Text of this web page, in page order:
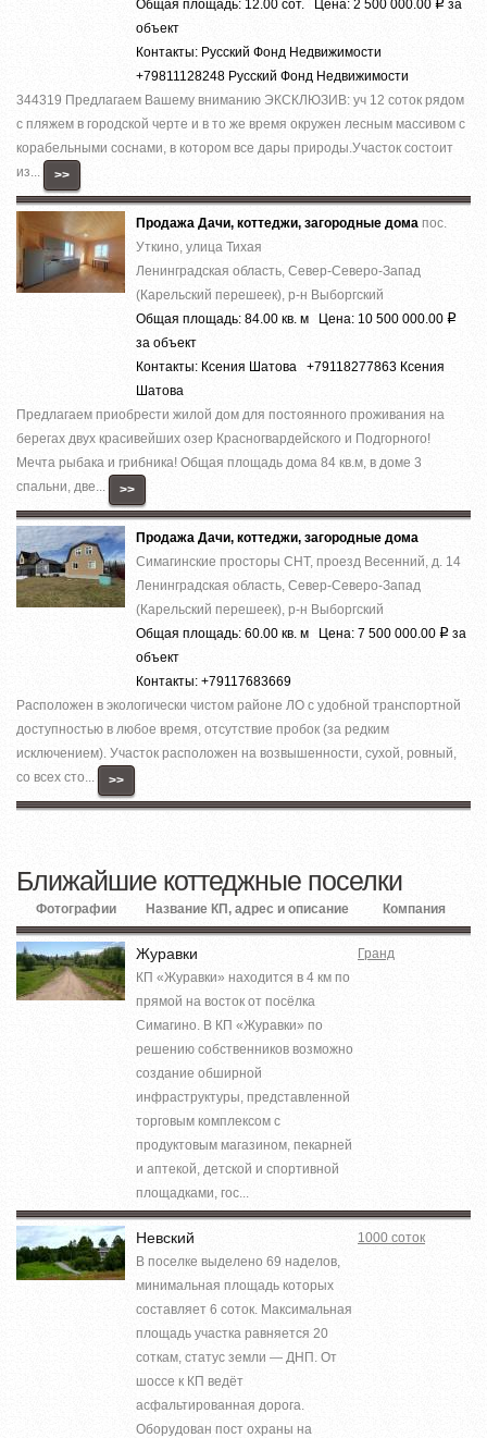
Общая площадь: 12.00 сот. Цена: 2 500 000.00 Р за
объект
Контакты: Русский Фонд Недвижимости
+79811128248 Русский Фонд Недвижимости
344319 Предлагаем Вашему вниманию ЭКСКЛЮЗИВ: уч 12 соток рядом
с пляжем в городской черте и в то же время окружен лесным массивом с
корабельными соснами, в котором все дары природы.Участок состоит
из...
>>
Продажа Дачи, коттеджи, загородные дома пос.
Уткино, улица Тихая
Ленинградская область, Север-Северо-Запад
(Карельский перешеек), р-н Выборгский
Общая площадь: 84.00 кв. м Цена: 10 500 000.00 Р
за объект
Контакты: Ксения Шатова +79118277863 Ксения
Шатова
Предлагаем приобрести жилой дом для постоянного проживания на
берегах двух красивейших озер Красногвардейского и Подгорного!
Мечта рыбака и грибника! Общая площадь дома 84 кв.м, в доме 3
спальни, две...
>>
Продажа Дачи, коттеджи, загородные дома
Симагинские просторы СНТ, проезд Весенний, д. 14
Ленинградская область, Север-Северо-Запад
(Карельский перешеек), р-н Выборгский
Общая площадь: 60.00 кв. м Цена: 7 500 000.00 Р за
объект
Контакты: +79117683669
Расположен в экологически чистом районе ЛО с удобной транспортной
доступностью в любое время, отсутствие пробок (за редким
исключением). Участок расположен на возвышенности, сухой, ровный,
со всех сто...
>>
Ближайшие коттеджные поселки
Фотографии Название КП, адрес и описание Компания
Журавки
КП «Журавки» находится в 4 км по
прямой на восток от посёлка
Симагино. В КП «Журавки» по
решению собственников возможно
создание обширной
инфраструктуры, представленной
торговым комплексом с
продуктовым магазином, пекарней
и аптекой, детской и спортивной
площадками, гос...
Гранд
Невский
В поселке выделено 69 наделов,
минимальная площадь которых
составляет 6 соток. Максимальная
площадь участка равняется 20
соткам, статус земли — ДНП. От
шоссе к КП ведёт
асфальтированная дорога.
Оборудован пост охраны на
1000 соток